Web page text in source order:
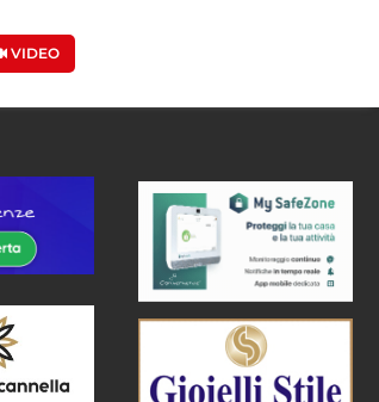
VIDEO